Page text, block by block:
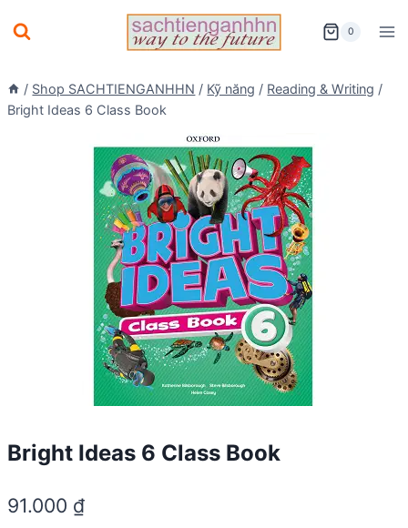
to
0
/ Shop SACHTIENGANHHN / Kỹ năng / Reading & Writing /
Bright Ideas 6 Class Book
Bright Ideas 6 Class Book
91.000 ₫